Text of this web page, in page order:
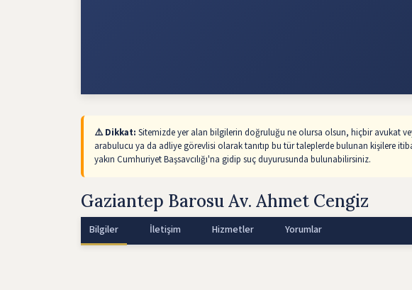
⚠️ Dikkat: Sitemizde yer alan bilgilerin doğruluğu ne olursa olsun, hiçbir avukat
arabulucu ya da adliye görevlisi olarak tanıtıp bu tür taleplerde bulunan kişilere
yakın Cumhuriyet Başsavcılığı'na gidip suç duyurusunda bulunabilirsiniz.
Gaziantep Barosu Av. Ahmet Cengiz
Bilgiler İletişim Hizmetler Yorumlar